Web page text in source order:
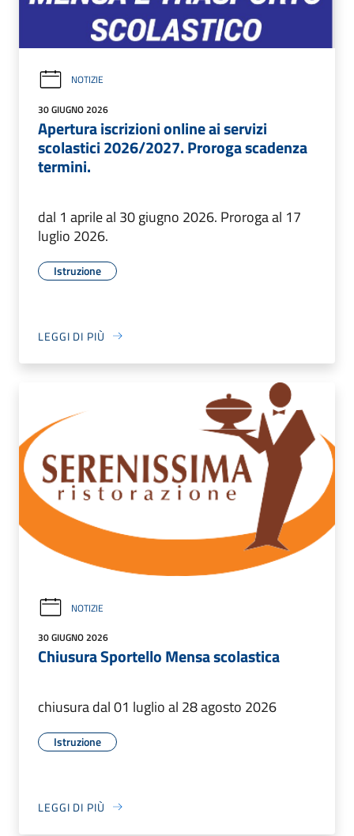
NOTIZIE
30 GIUGNO 2026
Apertura iscrizioni online ai servizi
scolastici 2026/2027. Proroga scadenza
termini.
dal 1 aprile al 30 giugno 2026. Proroga al 17
luglio 2026.
Istruzione
LEGGI DI PIÙ
NOTIZIE
30 GIUGNO 2026
Chiusura Sportello Mensa scolastica
chiusura dal 01 luglio al 28 agosto 2026
Istruzione
LEGGI DI PIÙ